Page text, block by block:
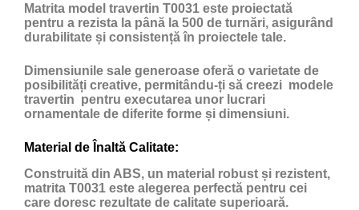
Matrita model travertin T0031 este proiectată
pentru a rezista la până la 500 de turnări, asigurând
durabilitate și consistență în proiectele tale.
Dimensiunile sale generoase oferă o varietate de
posibilități creative, permitându-ți să creezi modele
travertin pentru executarea unor lucrari
ornamentale de diferite forme și dimensiuni.
Material de Înaltă Calitate:
Construită din ABS, un material robust și rezistent,
matrita T0031 este alegerea perfectă pentru cei
care doresc rezultate de calitate superioară.